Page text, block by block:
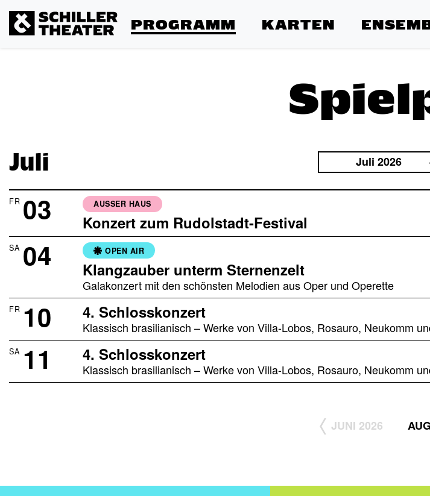
PROGRAMM KARTEN
Juli Juli 2026
FR 03 AUSSER HAUS
Konzert zum Rudolstadt-Festival
SA 04 OPEN AIR
Klangzauber unterm Sternenzelt
Galakonzert mit den schönsten Melodien aus Oper und Operette
FR 10 4. Schlosskonzert
Klassisch brasilianisch – Werke von Villa-Lobos, Rosauro, Neukomm
SA 11 4. Schlosskonzert
Klassisch brasilianisch – Werke von Villa-Lobos, Rosauro, Neukomm
JUNI 2026